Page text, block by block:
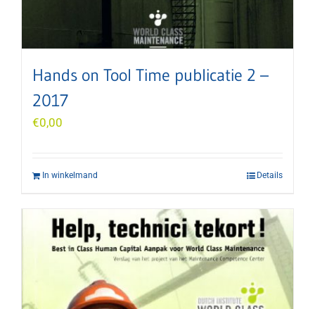
Hands on Tool Time publicatie 2 –
2017
€0,00
In winkelmand Details